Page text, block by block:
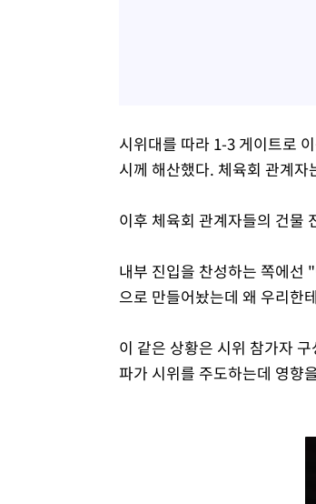
시위대를 따라 1-3 게이트로
시께 해산했다. 체육회 관계
이후 체육회 관계자들의 건물
내부 진입을 찬성하는 쪽에선
으로 만들어놨는데 왜 우리한
이 같은 상황은 시위 참가자
파가 시위를 주도하는데 영향